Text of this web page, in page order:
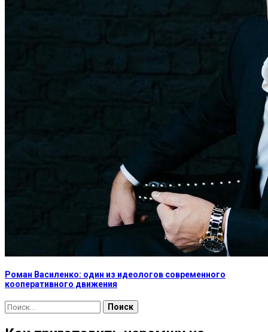
Роман Василенко: один из идеологов современного
кооперативного движения
Найти: